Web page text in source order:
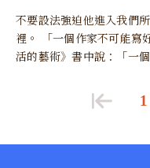
不要設法強迫他進入我們
裡。 「一個作家不可能寫
活的藝術》書中說：「一
1